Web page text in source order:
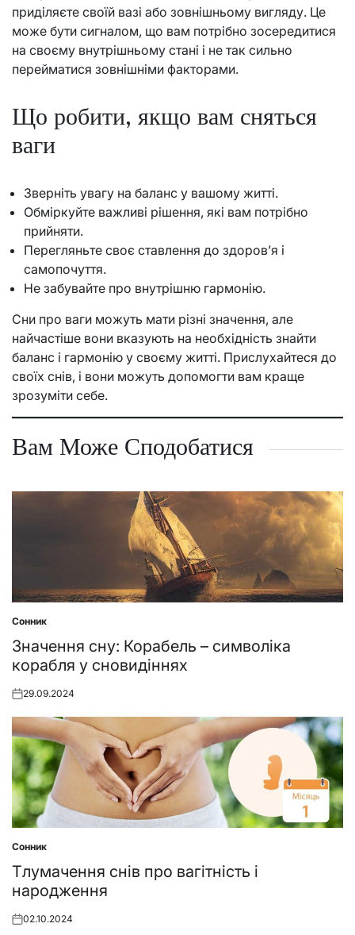
приділяєте своїй вазі або зовнішньому вигляду. Це
може бути сигналом, що вам потрібно зосередитися
на своєму внутрішньому стані і не так сильно
перейматися зовнішніми факторами.
Що робити, якщо вам сняться
ваги
Зверніть увагу на баланс у вашому житті.
Обміркуйте важливі рішення, які вам потрібно
прийняти.
Перегляньте своє ставлення до здоров’я і
самопочуття.
Не забувайте про внутрішню гармонію.
Сни про ваги можуть мати різні значення, але
найчастіше вони вказують на необхідність знайти
баланс і гармонію у своєму житті. Прислухайтеся до
своїх снів, і вони можуть допомогти вам краще
зрозуміти себе.
Вам Може Сподобатися
Posted
in
Сонник
Значення сну: Корабель – символіка
корабля у сновидіннях
Posted
29.09.2024
Posted
in
Сонник
Тлумачення снів про вагітність і
народження
Posted
02.10.2024